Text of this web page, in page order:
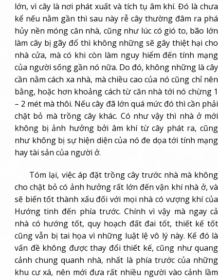
lớn, vì cây là nơi phát xuất và tích tụ âm khí. Đó là chưa
kể nếu nằm gần thì sau này rễ cây thường đâm ra phá
hủy nền móng căn nhà, cũng như lúc có gió to, bão lớn
làm cây bị gãy đổ thì không những sẽ gây thiệt hại cho
nhà cửa, mà có khi còn làm nguy hiểm đến tính mạng
của người sống gần nó nữa. Do đó, không những là cây
cần nằm cách xa nhà, mà chiều cao của nó cũng chỉ nên
bằng, hoặc hơn khoảng cách từ căn nhà tới nó chừng 1
– 2 mét mà thôi. Nếu cây đã lớn quá mức đó thì cần phải
chặt bỏ mà trồng cây khác. Có như vậy thì nhà ở mới
không bị ảnh hưởng bởi âm khí từ cây phát ra, cũng
như không bị sự hiện diện của nó đe dọa tới tính mạng
hay tài sản của người ở.
Tóm lại, việc áp đặt trồng cây trước nhà mà không
cho chặt bỏ có ảnh hưởng rất lớn đến vận khí nhà ở, và
sẽ biến tốt thành xấu đối với mọi nhà có vượng khí của
Hướng tinh đến phía trước. Chính vì vậy mà ngay cả
nhà có hướng tốt, quy hoạch đất đai tốt, thiết kế tốt
cũng vẫn bị tai họa vì những luật lệ vô lý này. Kế đó là
vấn đề không được thay đổi thiết kế, cũng như quang
cảnh chung quanh nhà, nhất là phía trước của những
khu cư xá, nên mới đưa rất nhiều người vào cảnh lầm